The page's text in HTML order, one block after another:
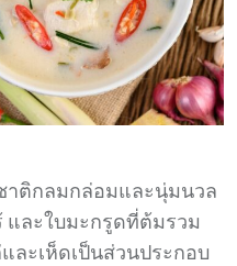
าติกลมกล่อมและนุ่มนวล
และใบมะกรูดที่ต้มรวม
ละเห็ดเป็นส่วนประกอบ